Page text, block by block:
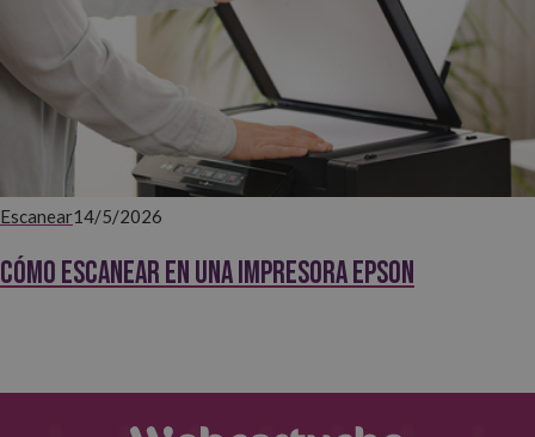
Escanear14/5/2026
Cómo escanear en una impresora Epson